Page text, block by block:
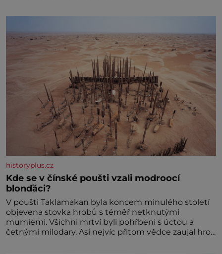
historyplus.cz
Kde se v čínské poušti vzali modroocí
blonďáci?
V poušti Taklamakan byla koncem minulého století
objevena stovka hrobů s téměř netknutými
mumiemi. Všichni mrtví byli pohřbeni s úctou a
četnými milodary. Asi nejvíc přitom vědce zaujal hrob